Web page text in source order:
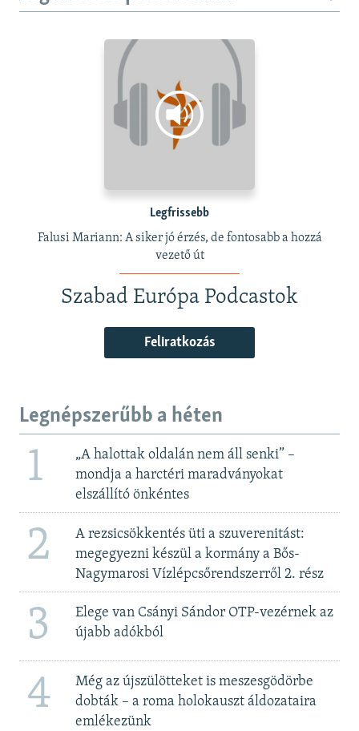
Legfrissebb
Falusi Mariann: A siker jó érzés, de fontosabb a hozzá
vezető út
Szabad Európa Podcastok
Feliratkozás
Legnépszerűbb a héten
1
„A halottak oldalán nem áll senki” –
mondja a harctéri maradványokat
elszállító önkéntes
2
A rezsicsökkentés üti a szuverenitást:
megegyezni készül a kormány a Bős-
Nagymarosi Vízlépcsőrendszerről 2. rész
3
Elege van Csányi Sándor OTP-vezérnek az
újabb adókból
4
Még az újszülötteket is meszesgödörbe
dobták – a roma holokauszt áldozataira
emlékezünk